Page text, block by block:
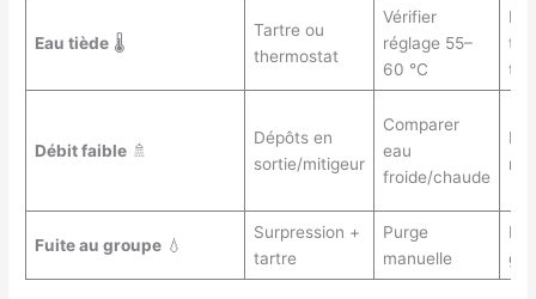
Eau tiède🌡️
Tartre ou
thermostat
Vérifier
réglage 55–
60 °C
Débit faible🚿
Dépôts en
sortie/mitigeur
Comparer
eau
froide/chaude
Fuite au groupe💧
Surpression +
tartre
Purge
manuelle